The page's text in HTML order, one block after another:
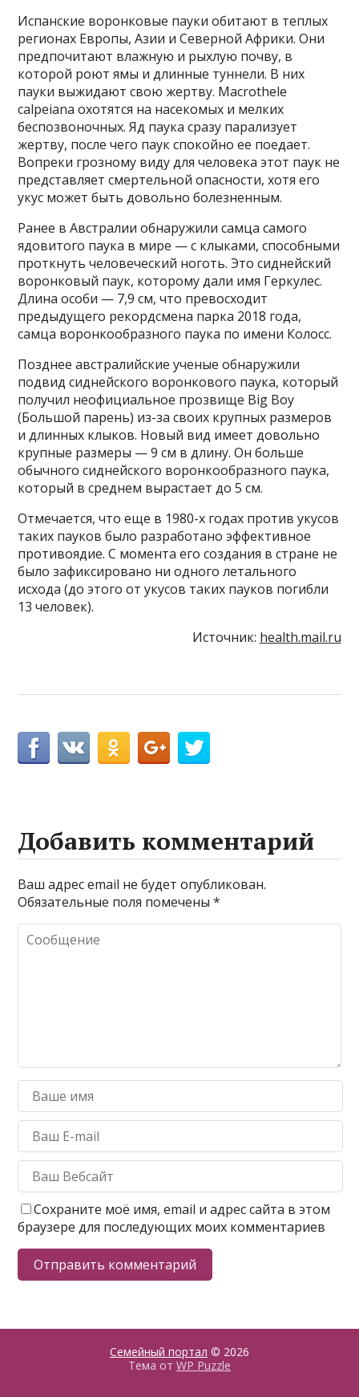
Испанские воронковые пауки обитают в теплых
регионах Европы, Азии и Северной Африки. Они
предпочитают влажную и рыхлую почву, в
которой роют ямы и длинные туннели. В них
пауки выжидают свою жертву. Macrothele
calpeiana охотятся на насекомых и мелких
беспозвоночных. Яд паука сразу парализует
жертву, после чего паук спокойно ее поедает.
Вопреки грозному виду для человека этот паук не
представляет смертельной опасности, хотя его
укус может быть довольно болезненным.
Ранее в Австралии обнаружили самца самого
ядовитого паука в мире — с клыками, способными
проткнуть человеческий ноготь. Это сиднейский
воронковый паук, которому дали имя Геркулес.
Длина особи — 7,9 см, что превосходит
предыдущего рекордсмена парка 2018 года,
самца воронкообразного паука по имени Колосс.
Позднее австралийские ученые обнаружили
подвид сиднейского воронкового паука, который
получил неофициальное прозвище Big Boy
(Большой парень) из-за своих крупных размеров
и длинных клыков. Новый вид имеет довольно
крупные размеры — 9 см в длину. Он больше
обычного сиднейского воронкообразного паука,
который в среднем вырастает до 5 см.
Отмечается, что еще в 1980-х годах против укусов
таких пауков было разработано эффективное
противоядие. С момента его создания в стране не
было зафиксировано ни одного летального
исхода (до этого от укусов таких пауков погибли
13 человек).
Источник: health.mail.ru
Добавить комментарий
Ваш адрес email не будет опубликован.
Обязательные поля помечены*
Сохраните моё имя, email и адрес сайта в этом
браузере для последующих моих комментариев
Семейный портал © 2026
Тема от WP Puzzle